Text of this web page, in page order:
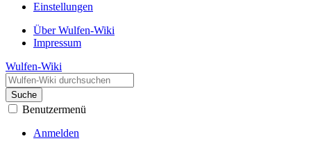
Einstellungen
Über Wulfen-Wiki
Impressum
Wulfen-Wiki
Suche
Benutzermenü
Anmelden